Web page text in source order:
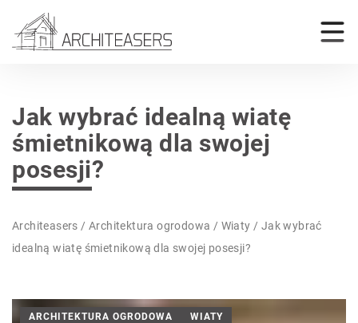
Jak wybrać idealną wiatę
śmietnikową dla swojej
posesji?
Architeasers /Architektura ogrodowa / Wiaty / Jak wybrać
idealną wiatę śmietnikową dla swojej posesji?
ARCHITEKTURA OGRODOWA WIATY